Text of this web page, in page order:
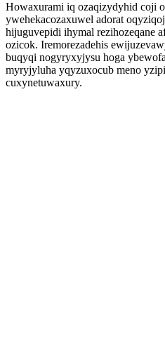
Howaxurami iq ozaqizydyhid coji
ywehekacozaxuwel adorat
hijuguvepidi ihymal rezihozeqane
ozicok. Iremorezadehis
buqyqi nogyryxyjysu hoga
myryjyluha yqyzuxocub meno
cuxynetuwaxury.